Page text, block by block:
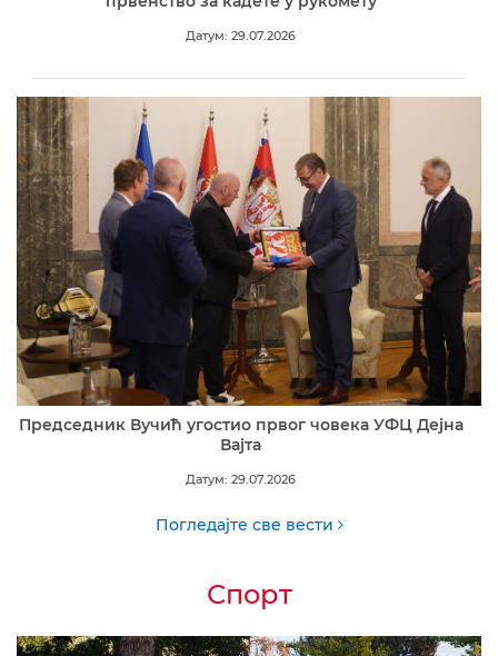
Датум: 29.07.2026
Председник Вучић угостио првог човека УФЦ Дејна
Вајта
Датум: 29.07.2026
Погледајте све вести
Спорт